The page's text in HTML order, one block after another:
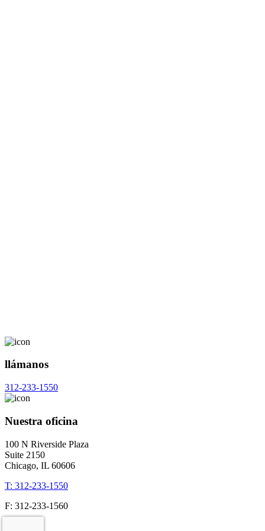
llámanos
312-233-1550
Nuestra oficina
100 N Riverside Plaza
Suite 2150
Chicago, IL 60606
T: 312-233-1550
F: 312-233-1560